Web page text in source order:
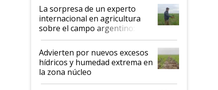
La sorpresa de un experto
internacional en agricultura
sobre el campo argentino:
"Estoy muy impresionado"
Advierten por nuevos excesos
hídricos y humedad extrema en
la zona núcleo